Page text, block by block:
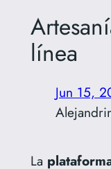
línea
Jun 15,
La